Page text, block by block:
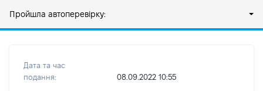
Пройшла автоперевірку:
Дата та час
подання:
08.09.2022 10:55